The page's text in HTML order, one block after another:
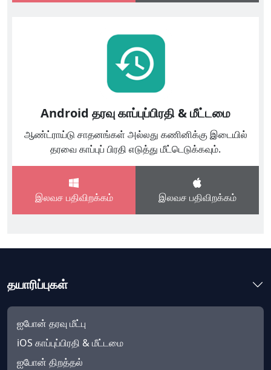
Android தரவு காப்புப்பிரதி & மீட்டமை
ஆண்ட்ராய்டு சாதனங்கள் அல்லது கணினிக்கு இடையில்
தரவை காப்புப் பிரதி எடுத்து மீட்டெடுக்கவும்.
இலவச பதிவிறக்கம் இலவச பதிவிறக்கம்
தயாரிப்புகள்
ஐபோன் தரவு மீட்பு
iOS காப்புப்பிரதி & மீட்டமை
ஐபோன் திறத்தல்